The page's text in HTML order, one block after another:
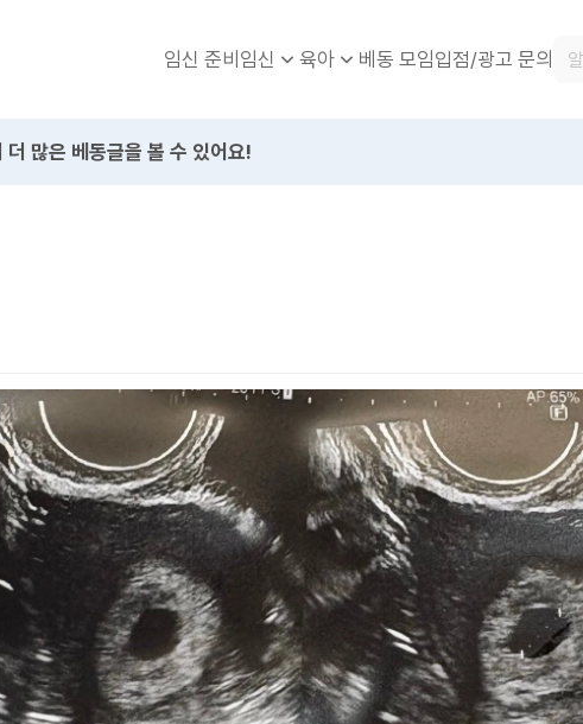
임신 준비임신 육아 베동 모임입점/광고 문의
더 많은 베동글을 볼 수 있어요!